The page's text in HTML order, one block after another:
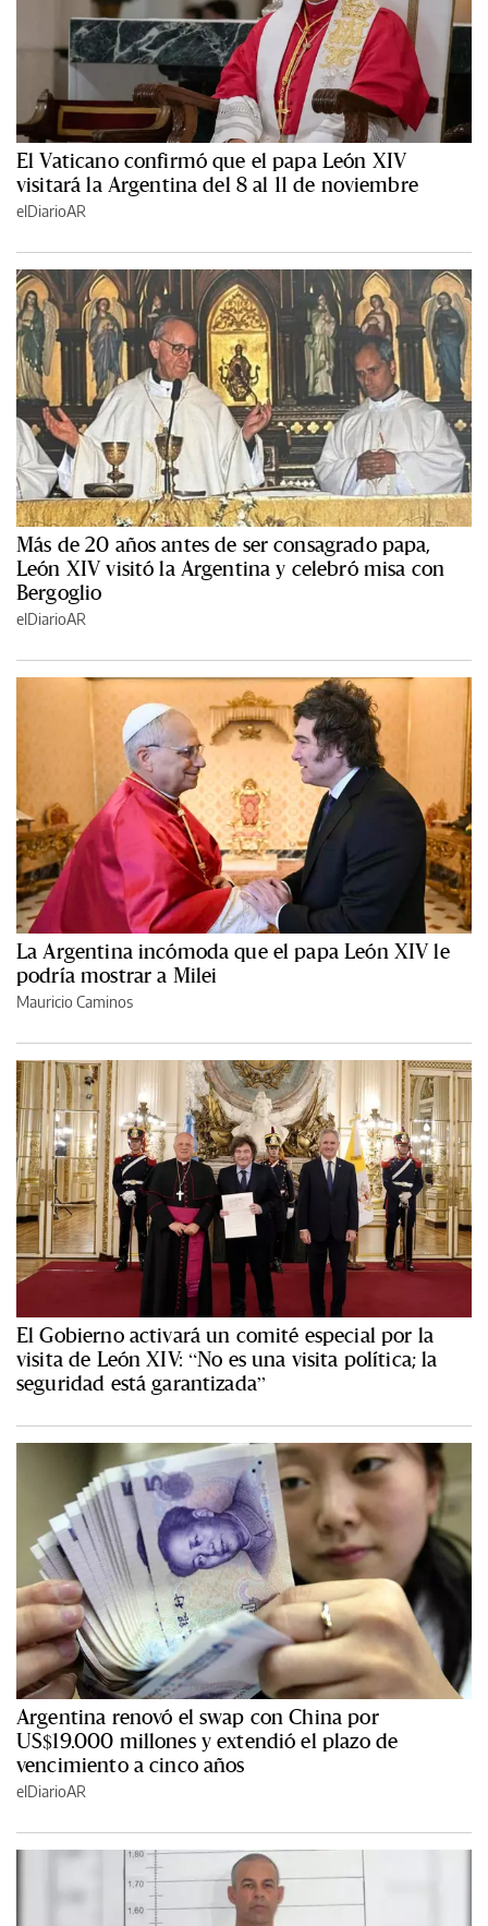
El Vaticano confirmó que el papa León XIV
visitará la Argentina del 8 al 11 de noviembre
elDiarioAR
Más de 20 años antes de ser consagrado papa,
León XIV visitó la Argentina y celebró misa con
Bergoglio
elDiarioAR
La Argentina incómoda que el papa León XIV le
podría mostrar a Milei
Mauricio Caminos
El Gobierno activará un comité especial por la
visita de León XIV: “No es una visita política; la
seguridad está garantizada”
Argentina renovó el swap con China por
US$19.000 millones y extendió el plazo de
vencimiento a cinco años
elDiarioAR